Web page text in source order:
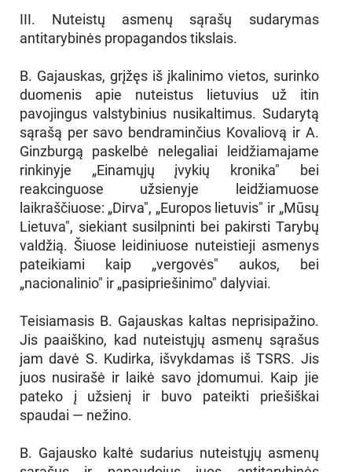
III. Nuteistų asmenų sąrašų sudarymas
antitarybinės propagandos tikslais.
B. Gajauskas, grįžęs iš įkalinimo vietos, surinko
duomenis apie nuteistus lietuvius už itin
pavojingus valstybinius nusikaltimus. Sudarytą
sąrašą per savo bendraminčius Kovaliovą ir A.
Ginzburgą paskelbė nelegaliai leidžiamajame
rinkinyje „Einamųjų įvykių kronika" bei
reakcinguose užsienyje leidžiamuose
laikraščiuose: „Dirva", „Europos lietuvis" ir „Mūsų
Lietuva", siekiant susilpninti bei pakirsti Tarybų
valdžią. Šiuose leidiniuose nuteistieji asmenys
pateikiami kaip „vergovės" aukos, bei
„nacionalinio" ir „pasipriešinimo" dalyviai.
Teisiamasis B. Gajauskas kaltas neprisipažino.
Jis paaiškino, kad nuteistųjų asmenų sąrašus
jam davė S. Kudirka, išvykdamas iš TSRS. Jis
juos nusirašė ir laikė savo įdomumui. Kaip jie
pateko į užsienį ir buvo pateikti priešiškai
spaudai — nežino.
B. Gajausko kaltė sudarius nuteistųjų asmenų